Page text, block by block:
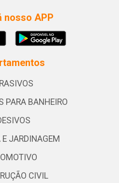
nosso APP
PARA BANHEIRO
JARDINAGEM
CIVIL